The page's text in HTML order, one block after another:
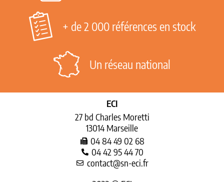
+ de 2 000 références en stock
Un réseau national
ECI
27 bd Charles Moretti
13014 Marseille
04 84 49 02 68
04 42 95 44 70
contact@sn-eci.fr